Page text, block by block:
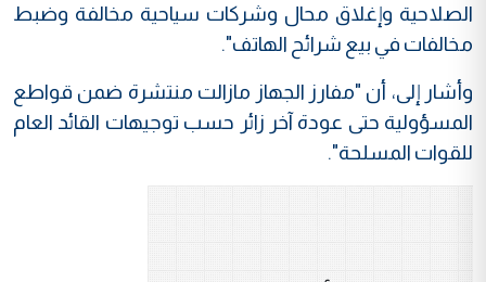
الصلاحية وإغلاق محال وشركات سياحية مخالفة وضبط
مخالفات في بيع شرائح الهاتف".
وأشار إلى، أن "مفارز الجهاز مازالت منتشرة ضمن قواطع
المسؤولية حتى عودة آخر زائر حسب توجيهات القائد العام
للقوات المسلحة".